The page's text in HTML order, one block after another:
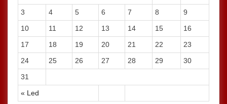
« Led
3
4 5 6 7 8
9
10
11 12 13 14 15
16
17
18 19 20 21 22
23
24
25 26 27 28 29
30
31